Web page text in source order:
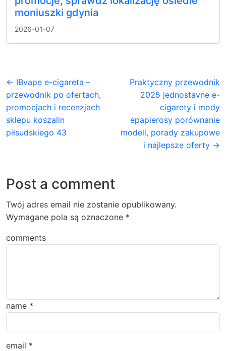
moniuszki gdynia
2026-01-07
← IBvape e-cigareta –
przewodnik po ofertach,
promocjach i recenzjach
sklepu koszalin
piłsudskiego 43
Praktyczny przewodnik
2025 jednostavne e-
cigarety i mody
epapierosy porównanie
modeli, porady zakupowe
i najlepsze oferty →
Post a comment
Twój adres email nie zostanie opublikowany.
Wymagane pola są oznaczone *
comments
name *
email *